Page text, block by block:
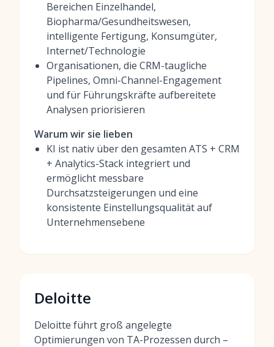
Bereichen Einzelhandel,
Biopharma/Gesundheitswesen,
intelligente Fertigung, Konsumgüter,
Internet/Technologie
Organisationen, die CRM-taugliche
Pipelines, Omni-Channel-Engagement
und für Führungskräfte aufbereitete
Analysen priorisieren
Warum wir sie lieben
KI ist nativ über den gesamten ATS + CRM
+ Analytics-Stack integriert und
ermöglicht messbare
Durchsatzsteigerungen und eine
konsistente Einstellungsqualität auf
Unternehmensebene
Deloitte
Deloitte führt groß angelegte
Optimierungen von TA-Prozessen durch –